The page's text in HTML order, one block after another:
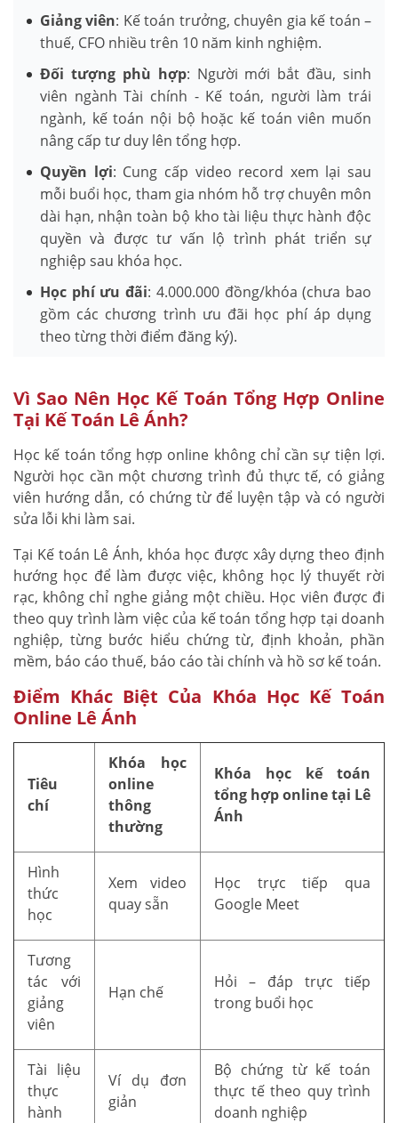
Giảng viên: Kế toán trưởng, chuyên gia kế toán –
thuế, CFO nhiều trên 10 năm kinh nghiệm.
Đối tượng phù hợp: Người mới bắt đầu, sinh
viên ngành Tài chính - Kế toán, người làm trái
ngành, kế toán nội bộ hoặc kế toán viên muốn
nâng cấp tư duy lên tổng hợp.
Quyền lợi: Cung cấp video record xem lại sau
mỗi buổi học, tham gia nhóm hỗ trợ chuyên môn
dài hạn, nhận toàn bộ kho tài liệu thực hành độc
quyền và được tư vấn lộ trình phát triển sự
nghiệp sau khóa học.
Học phí ưu đãi: 4.000.000 đồng/khóa (chưa bao
gồm các chương trình ưu đãi học phí áp dụng
theo từng thời điểm đăng ký).
Vì Sao Nên Học Kế Toán Tổng Hợp Online
Tại Kế Toán Lê Ánh?
Học kế toán tổng hợp online không chỉ cần sự tiện lợi.
Người học cần một chương trình đủ thực tế, có giảng
viên hướng dẫn, có chứng từ để luyện tập và có người
sửa lỗi khi làm sai.
Tại Kế toán Lê Ánh, khóa học được xây dựng theo định
hướng học để làm được việc, không học lý thuyết rời
rạc, không chỉ nghe giảng một chiều. Học viên được đi
theo quy trình làm việc của kế toán tổng hợp tại doanh
nghiệp, từng bước hiểu chứng từ, định khoản, phần
mềm, báo cáo thuế, báo cáo tài chính và hồ sơ kế toán.
Điểm Khác Biệt Của Khóa Học Kế Toán
Online Lê Ánh
Tiêu
chí
Khóa học
online
thông
thường
Khóa học kế toán
tổng hợp online tại Lê
Ánh
Hình
thức
học
Xem video
quay sẵn
Học trực tiếp qua
Google Meet
Tương
tác với
giảng
viên
Hạn chế
Hỏi – đáp trực tiếp
trong buổi học
Tài liệu
thực
hành
Ví dụ đơn
giản
Bộ chứng từ kế toán
thực tế theo quy trình
doanh nghiệp